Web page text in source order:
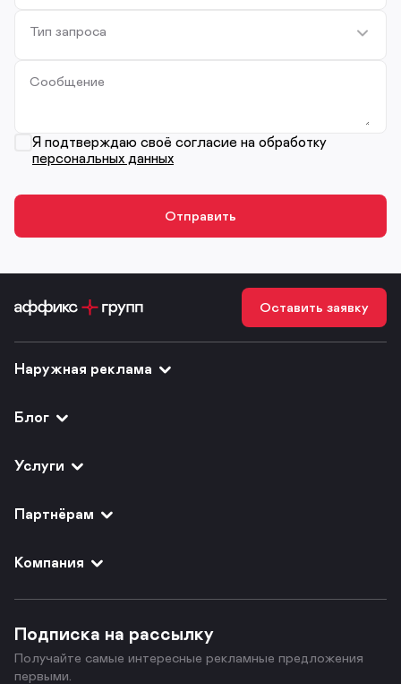
Тип запроса
Сообщение
Я подтверждаю своё согласие на обработку
персональных данных
Оставить заявку
Наружная реклама
Блог
Услуги
Партнёрам
Компания
Подписка на рассылку
Получайте самые интересные рекламные предложения
первыми.